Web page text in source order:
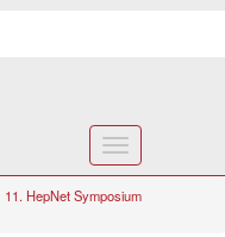
Toggle
navigation
11. HepNet Symposium